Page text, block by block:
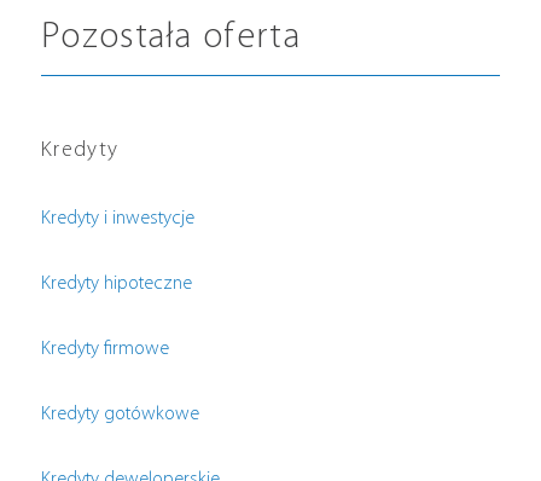
Pozostała oferta
Kredyty
Kredyty i inwestycje
Kredyty hipoteczne
Kredyty firmowe
Kredyty gotówkowe